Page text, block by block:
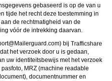
gebaseerd is op de van u
tijde het recht deze toestemming in
de rechtmatigheid van de
vóór de intrekking daarvan.
) bij
het verzoek door u is gedaan,
uw identiteitsbewijs met het verzoek
MRZ (machine readable
documentnummer en